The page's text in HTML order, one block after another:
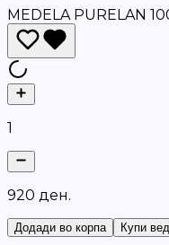
MEDELA PURELAN
1
920 ден.
Додади во корпа Купи